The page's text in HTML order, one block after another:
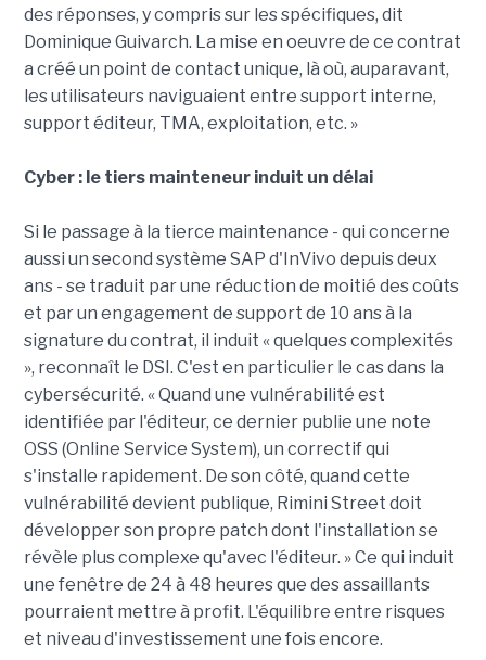
des réponses, y compris sur les spécifiques, dit
Dominique Guivarch. La mise en oeuvre de ce contrat
a créé un point de contact unique, là où, auparavant,
les utilisateurs naviguaient entre support interne,
support éditeur, TMA, exploitation, etc. »
Cyber : le tiers mainteneur induit un délai
Si le passage à la tierce maintenance - qui concerne
aussi un second système SAP d'InVivo depuis deux
ans - se traduit par une réduction de moitié des coûts
et par un engagement de support de 10 ans à la
signature du contrat, il induit « quelques complexités
», reconnaît le DSI. C'est en particulier le cas dans la
cybersécurité. « Quand une vulnérabilité est
identifiée par l'éditeur, ce dernier publie une note
OSS (Online Service System), un correctif qui
s'installe rapidement. De son côté, quand cette
vulnérabilité devient publique, Rimini Street doit
développer son propre patch dont l'installation se
révèle plus complexe qu'avec l'éditeur. » Ce qui induit
une fenêtre de 24 à 48 heures que des assaillants
pourraient mettre à profit. L'équilibre entre risques
et niveau d'investissement une fois encore.